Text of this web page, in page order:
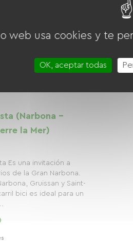
(Narbona -
la Mer)
Es una invitación a
de la Gran Narbona.
Gruissan y Saint-
bici es ideal para un
web usa cookies y te
OK, aceptar todas